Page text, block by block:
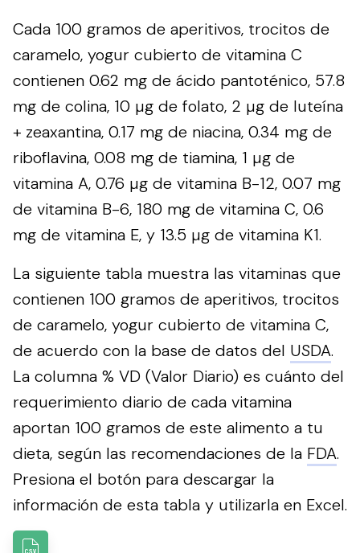
Cada 100 gramos de aperitivos, trocitos de
caramelo, yogur cubierto de vitamina C
contienen 0.62 mg de ácido pantoténico, 57.8
mg de colina, 10 µg de folato, 2 µg de luteína
+ zeaxantina, 0.17 mg de niacina, 0.34 mg de
riboflavina, 0.08 mg de tiamina, 1 µg de
vitamina A, 0.76 µg de vitamina B-12, 0.07 mg
de vitamina B-6, 180 mg de vitamina C, 0.6
mg de vitamina E, y 13.5 µg de vitamina K1.
La siguiente tabla muestra las vitaminas que
contienen 100 gramos de aperitivos, trocitos
de caramelo, yogur cubierto de vitamina C,
de acuerdo con la base de datos del USDA.
La columna % VD (Valor Diario) es cuánto del
requerimiento diario de cada vitamina
aportan 100 gramos de este alimento a tu
dieta, según las recomendaciones de la FDA.
Presiona el botón para descargar la
información de esta tabla y utilizarla en Excel.